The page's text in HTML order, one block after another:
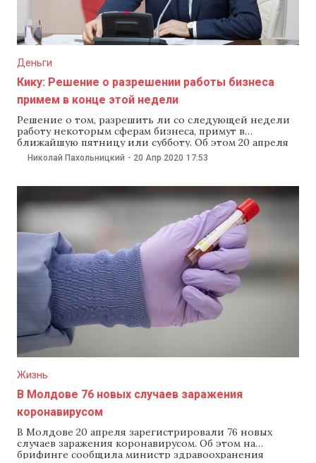
Деньги
Кику: Решение о разрешении работы бизнеса
примем в конце этой недели
Решение о том, разрешить ли со следующей недели
работу некоторым сферам бизнеса, примут в
ближайшую пятницу или субботу. Об этом 20 апреля
заявил на брифинге премьер-министр Ион Кику. По
его словам, решение будет зависеть от того,
коронавирусом. Он отметил, что в пятницу, 17
Николай Пахольницкий - 20 Апр 2020 17:53
Жизнь
В Молдове 76 новых случаев заражения
коронавирусом
В Молдове 20 апреля зарегистрировали 76 новых
случаев заражения коронавирусом. Об этом на
брифинге сообщила министр здравоохранения